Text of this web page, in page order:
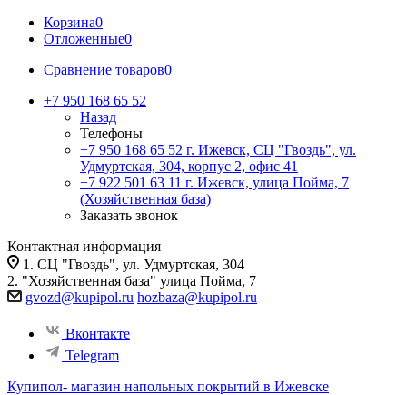
Корзина0
Отложенные0
Сравнение товаров0
+7 950 168 65 52
Назад
Телефоны
+7 950 168 65 52 г. Ижевск, СЦ "Гвоздь", ул.
Удмуртская, 304, корпус 2, офис 41
+7 922 501 63 11 г. Ижевск, улица Пойма, 7
(Хозяйственная база)
Заказать звонок
Контактная информация
1. СЦ "Гвоздь", ул. Удмуртская, 304
2. "Хозяйственная база" улица Пойма, 7
gvozd@kupipol.ru hozbaza@kupipol.ru
Вконтакте
Telegram
Купипол- магазин напольных покрытий в Ижевске